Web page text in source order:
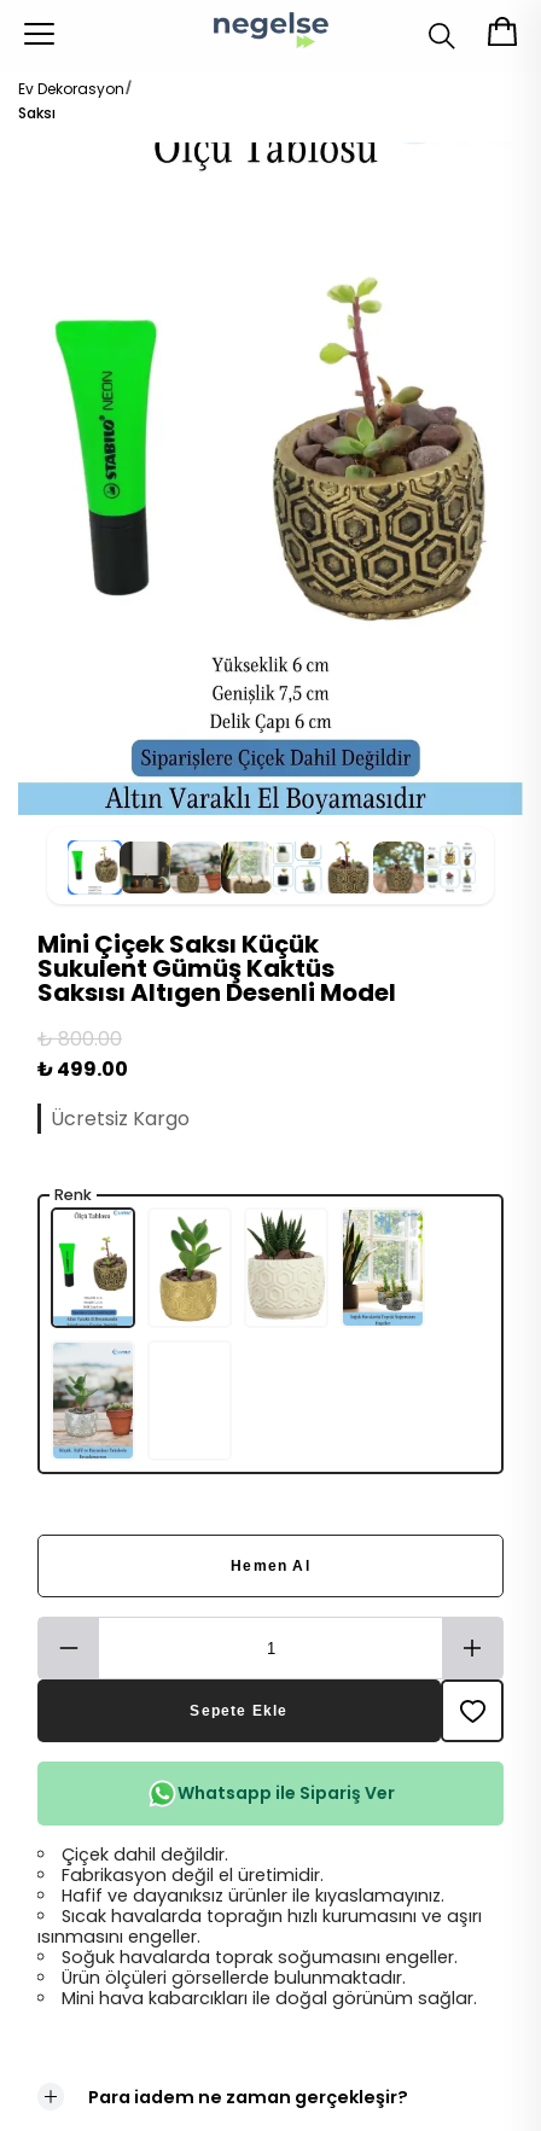
Ev Dekorasyon
Saksı
Mini Çiçek Saksı Küçük
Sukulent Gümüş Kaktüs
Saksısı Altıgen Desenli Model
₺ 800.00
₺ 499.00
Ücretsiz Kargo
Renk
Hemen Al
Sepete Ekle
Whatsapp ile Sipariş Ver
Çiçek dahil değildir.
Fabrikasyon değil el üretimidir.
Hafif ve dayanıksız ürünler ile kıyaslamayınız.
Sıcak havalarda toprağın hızlı kurumasını ve aşırı
ısınmasını engeller.
Soğuk havalarda toprak soğumasını engeller.
Ürün ölçüleri görsellerde bulunmaktadır.
Mini hava kabarcıkları ile doğal görünüm sağlar.
Para iadem ne zaman gerçekleşir?